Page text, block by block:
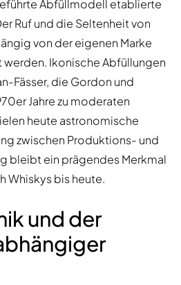
Abfüllmodell etablierte
Ruf und die Seltenheit von
von der eigenen Marke
Ikonische Abfüllungen
Fässer, die Gordon und
Jahre zu moderaten
heute astronomische
zwischen Produktions- und
bleibt ein prägendes Merkmal
Whiskys bis heute.
und der